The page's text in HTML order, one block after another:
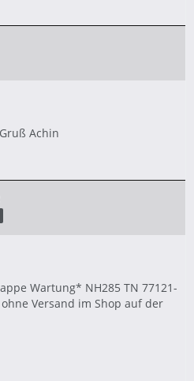
Achin
Wartung* NH285 TN 77121-
Versand im Shop auf der